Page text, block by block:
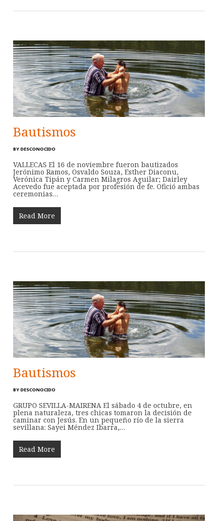
Bautismos
BY DESCONOCIDO
VALLECAS El 16 de noviembre fueron bautizados
Jerónimo Ramos, Osvaldo Souza, Esther Diaconu,
Verónica Tipán y Carmen Milagros Aguilar; Dairley
Acevedo fue aceptada por profesión de fe. Ofició ambas
ceremonias…
Read More
Bautismos
BY DESCONOCIDO
GRUPO SEVILLA-MAIRENA El sábado 4 de octubre, en
plena naturaleza, tres chicas tomaron la decisión de
caminar con Jesús. En un pequeño río de la sierra
sevillana: Sayei Méndez Ibarra,…
Read More